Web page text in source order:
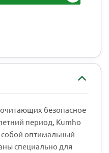
безопасное
период, Kumho
собой оптимальный
специально для